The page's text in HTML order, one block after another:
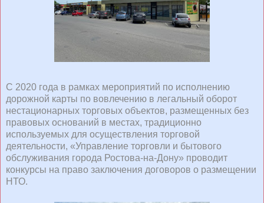
С 2020 года в рамках мероприятий по исполнению
дорожной карты по вовлечению в легальный оборот
нестационарных торговых объектов, размещенных без
правовых оснований в местах, традиционно
используемых для осуществления торговой
деятельности, «Управление торговли и бытового
обслуживания города Ростова-на-Дону» проводит
конкурсы на право заключения договоров о размещении
НТО.